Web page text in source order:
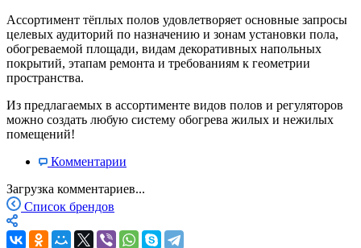
Ассортимент тёплых полов удовлетворяет основные запросы
целевых аудиторий по назначению и зонам установки пола,
обогреваемой площади, видам декоративных напольных
покрытий, этапам ремонта и требованиям к геометрии
пространства.
Из предлагаемых в ассортименте видов полов и регуляторов
можно создать любую систему обогрева жилых и нежилых
помещений!
Комментарии
Загрузка комментариев...
Список брендов